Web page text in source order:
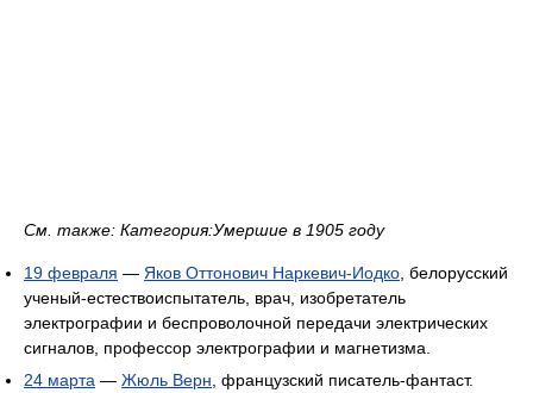
См. также: Категория:Умершие в 1905 году
19 февраля — Яков Оттонович Наркевич-Иодко , белорусский
ученый-естествоиспытатель, врач, изобретатель
электрографии и беспроволочной передачи электрических
сигналов, профессор электрографии и магнетизма.
24 марта — Жюль Верн , французский писатель-фантаст.